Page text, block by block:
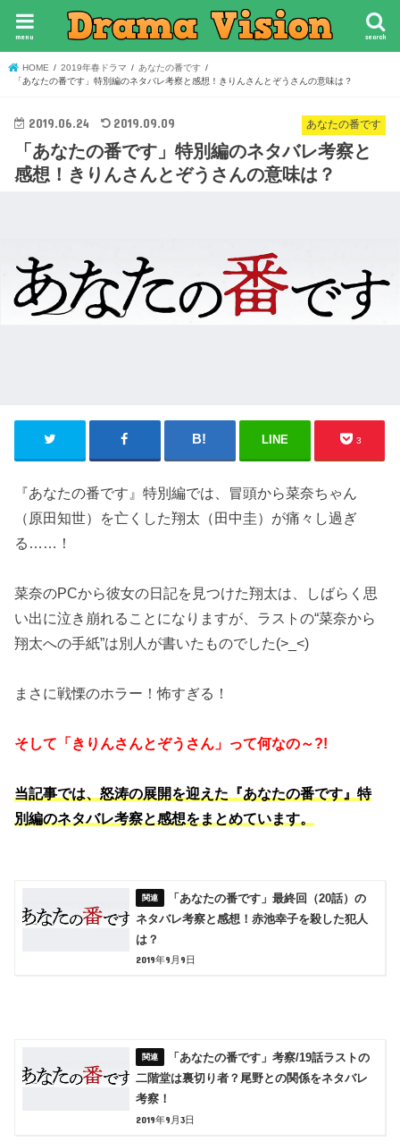
search
menu
HOME 2019年春ドラマ
あなたの番です
「あなたの番です」特別編のネタバレ考察と感想！きりんさんとぞうさんの意味は？
あなたの番です
2019.06.24 2019.09.09
「あなたの番です」特別編のネタバレ考察と
感想！きりんさんとぞうさんの意味は？
LINE 3
『あなたの番です』特別編では、冒頭から菜奈ちゃん
（原田知世）を亡くした翔太（田中圭）が痛々し過ぎ
る……！
菜奈のPCから彼女の日記を見つけた翔太は、しばらく思
い出に泣き崩れることになりますが、ラストの“菜奈から
翔太への手紙”は別人が書いたものでした(>_<)
まさに戦慄のホラー！怖すぎる！
そして「きりんさんとぞうさん」って何なの～?!
当記事では、怒涛の展開を迎えた『あなたの番です』特
別編のネタバレ考察と感想をまとめています。
「あなたの番です」最終回（20話）の
ネタバレ考察と感想！赤池幸子を殺した犯人
は？
2019年9月9日
「あなたの番です」考察/19話ラストの
二階堂は裏切り者？尾野との関係をネタバレ
考察！
2019年9月3日